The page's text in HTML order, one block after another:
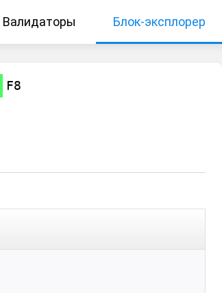
Валидаторы Блок-эксплорер
F8